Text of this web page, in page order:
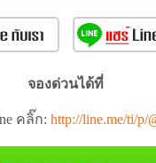
จองด่วนได้ที่
คลิ๊ก: http://line.me/ti/p/